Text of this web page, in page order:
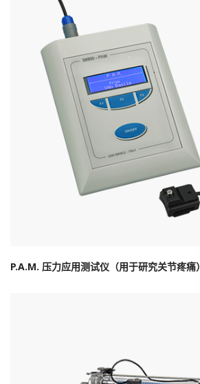
P.A.M. 压力应用测试仪（用于研究关节疼痛）